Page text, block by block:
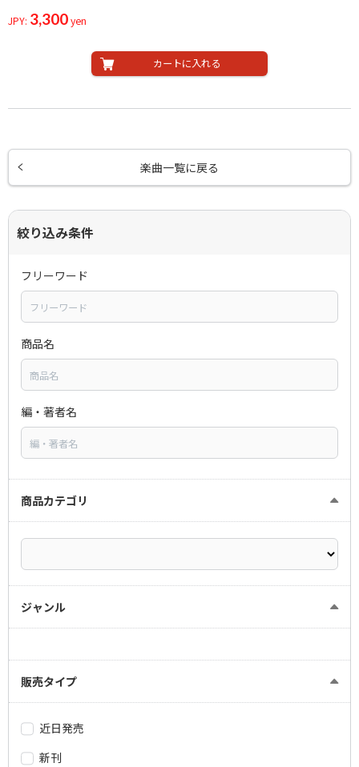
JPY: 3,300yen
カートに入れる
楽曲一覧に戻る
絞り込み条件
フリーワード
商品名
編・著者名
商品カテゴリ
ジャンル
販売タイプ
近日発売
新刊